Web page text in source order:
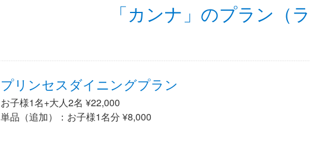
「カンナ」のプラン（
プリンセスダイニングプラン
お子様1名+大人2名 ¥22,000
単品（追加）：お子様1名分 ¥8,000